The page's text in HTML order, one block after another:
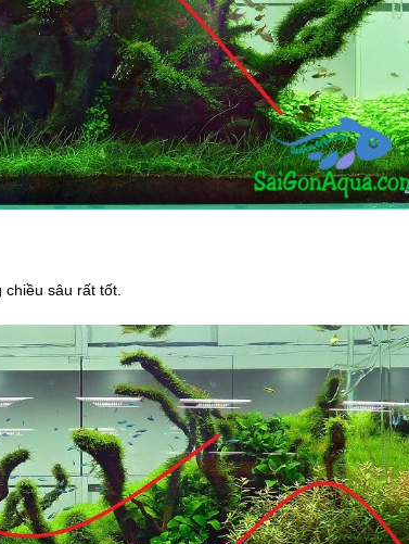
sâu rất tốt.